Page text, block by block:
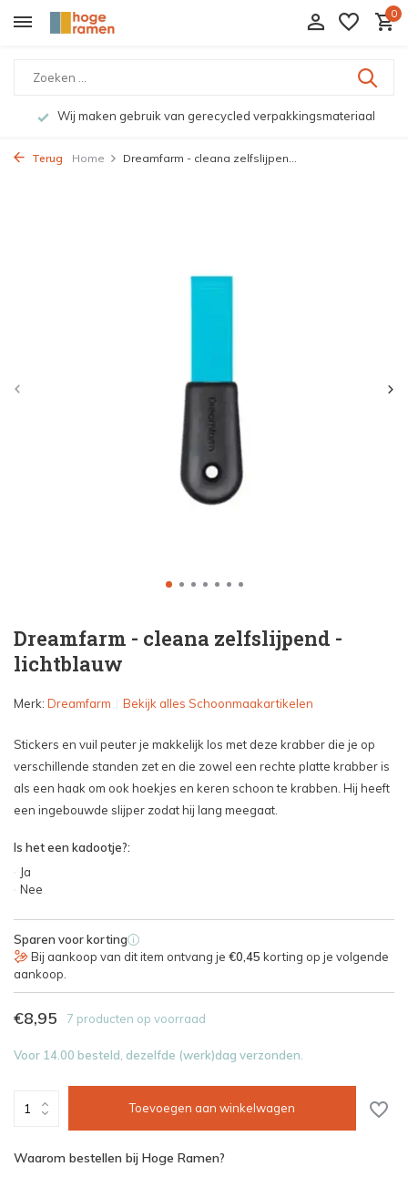
0
Wij maken gebruik van gerecycled verpakkingsmateriaal
Terug Home Dreamfarm - cleana zelfslijpen...
Dreamfarm - cleana zelfslijpend -
lichtblauw
Merk: Dreamfarm Bekijk alles Schoonmaakartikelen
Stickers en vuil peuter je makkelijk los met deze krabber die je op
verschillende standen zet en die zowel een rechte platte krabber is
als een haak om ook hoekjes en keren schoon te krabben. Hij heeft
een ingebouwde slijper zodat hij lang meegaat.
Is het een kadootje?:
Ja
Nee
Sparen voor korting i
Bij aankoop van dit item ontvang je €0,45 korting op je volgende
aankoop.
€8,95 7 producten op voorraad
Voor 14.00 besteld, dezelfde (werk)dag verzonden.
Toevoegen aan winkelwagen
Waarom bestellen bij Hoge Ramen?